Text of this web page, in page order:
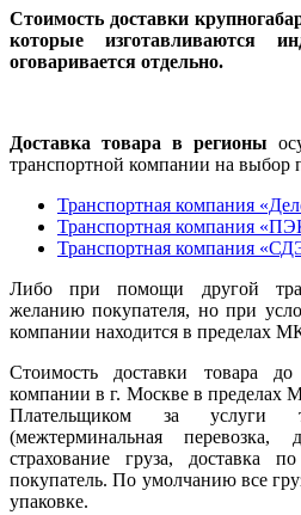
Стоимость доставки
которые изготавливаются
оговаривается отдельно.
Доставка товара в регионы
транспортной компании на выбор
Транспортная компания
Транспортная компания
Транспортная компания
Либо при помощи другой
желанию покупателя, но при
компании находится в пределах
Стоимость доставки товара до
компании в г. Москве в пределах
Плательщиком за услуги
(межтерминальная перевозка,
страхование груза, доставка
покупатель. По умолчанию все
упаковке.